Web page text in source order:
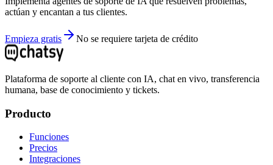
actúan y encantan a tus clientes.
Empieza gratis No se requiere tarjeta de crédito
Plataforma de soporte al cliente con IA, chat en vivo, transferencia
humana, base de conocimiento y tickets.
Producto
Funciones
Precios
Integraciones